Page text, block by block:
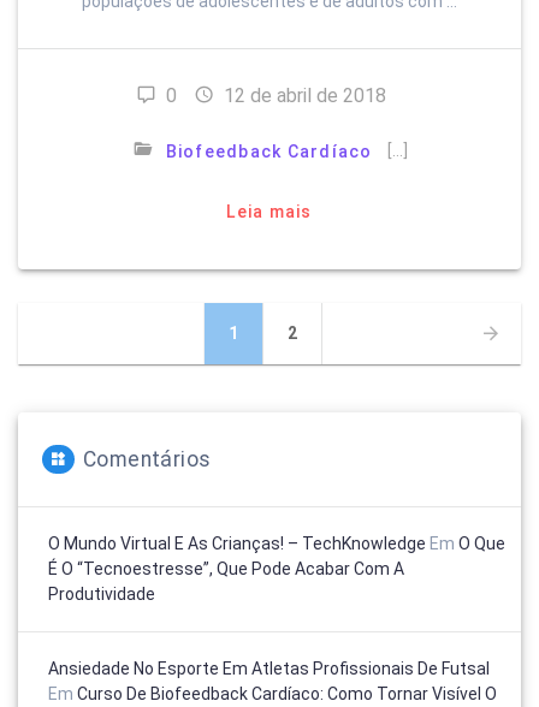
0 12 de abril de 2018
Biofeedback Cardíaco
Leia mais
Navegação
por
posts
Página
1 Página
2
Comentários
O Mundo Virtual E As Crianças! – TechKnowledge Em O Que
É O “tecnoestresse”, Que Pode Acabar Com A
Produtividade
Ansiedade No Esporte Em Atletas Profissionais De Futsal
Em Curso De Biofeedback Cardíaco: Como Tornar Visível O